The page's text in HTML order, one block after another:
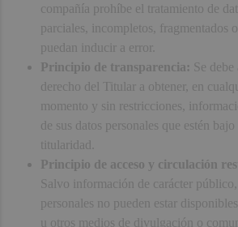
compañía prohíbe el tratamiento de
parciales, incompletos, fragmentados
puedan inducir a error.
Principio de transparencia: Se debe
derecho del Titular a obtener, en
momento y sin restricciones,
de sus datos personales que estén bajo
titularidad.
Principio de acceso y circulación
Salvo información de carácter
personales no pueden estar
u otros medios de divulgación o